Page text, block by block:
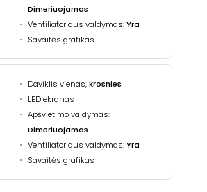
Dimeriuojamas
Ventiliatoriaus valdymas:Yra
Savaitės grafikas
Daviklis vienas,krosnies
LED ekranas
Apšvietimo valdymas:
Dimeriuojamas
Ventiliatoriaus valdymas:Yra
Savaitės grafikas